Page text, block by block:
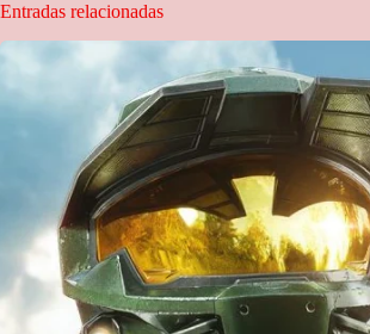
Entradas relacionadas